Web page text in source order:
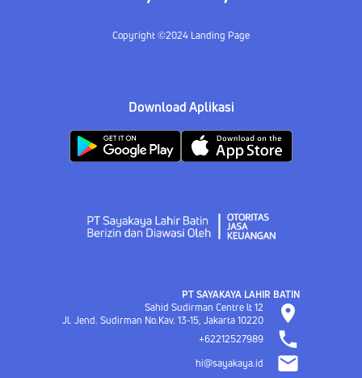
Copyright ©2024 Landing Page
Download Aplikasi
PT SAYAKAYA LAHIR BATIN
Sahid Sudirman Centre lt 12
Jl. Jend. Sudirman No.Kav. 13-15, Jakarta10220
+62212527989
hi@sayakaya.id